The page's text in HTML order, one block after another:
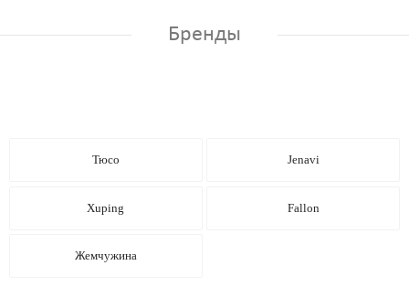
Бренды
Тюсо Jenavi
Xuping Fallon
Жемчужина